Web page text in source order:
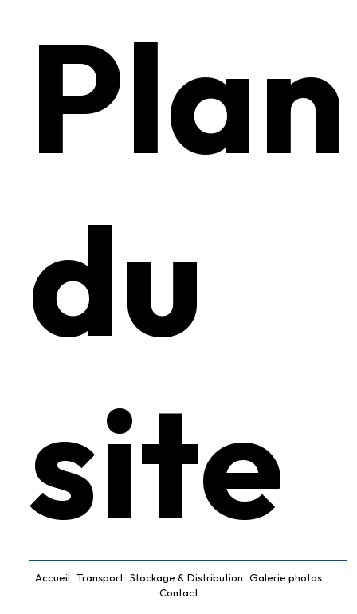
Plan
du
site
Accueil Transport Stockage & Distribution Galerie photos
Contact